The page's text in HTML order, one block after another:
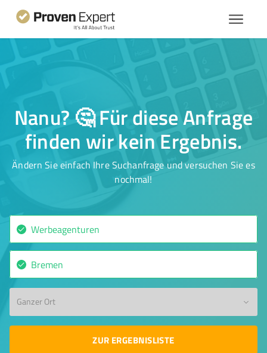
Nanu? 🤔 Für diese Anfrage
finden wir kein Ergebnis.
Ändern Sie einfach Ihre Suchanfrage und versuchen Sie es
nochmal!
Ganzer Ort
ZUR ERGEBNISLISTE